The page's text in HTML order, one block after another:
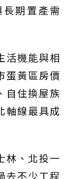
期置產需
活機能與相
蛋黃區房價
自住換屋族
軸線最具成
林、北投一
去不少工程